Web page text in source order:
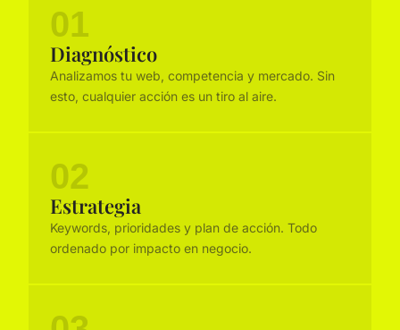
01
Diagnóstico
Analizamos tu web, competencia y mercado. Sin
esto, cualquier acción es un tiro al aire.
02
Estrategia
Keywords, prioridades y plan de acción. Todo
ordenado por impacto en negocio.